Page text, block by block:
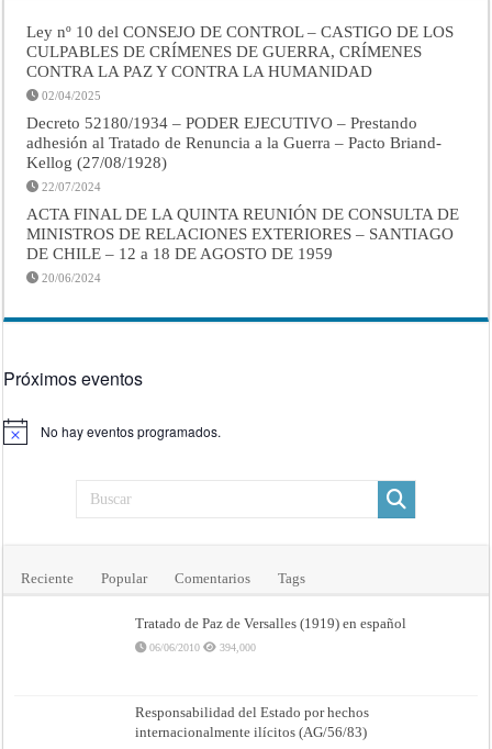
Ley nº 10 del CONSEJO DE CONTROL – CASTIGO DE LOS
CULPABLES DE CRÍMENES DE GUERRA, CRÍMENES
CONTRA LA PAZ Y CONTRA LA HUMANIDAD
02/04/2025
Decreto 52180/1934 – PODER EJECUTIVO – Prestando
adhesión al Tratado de Renuncia a la Guerra – Pacto Briand-
Kellog (27/08/1928)
22/07/2024
ACTA FINAL DE LA QUINTA REUNIÓN DE CONSULTA DE
MINISTROS DE RELACIONES EXTERIORES – SANTIAGO
DE CHILE – 12 a 18 DE AGOSTO DE 1959
20/06/2024
Próximos eventos
Aviso No hay eventos programados.
Reciente Popular Comentarios Tags
Tratado de Paz de Versalles (1919) en español
06/06/2010 394,000
Responsabilidad del Estado por hechos
internacionalmente ilícitos (AG/56/83)